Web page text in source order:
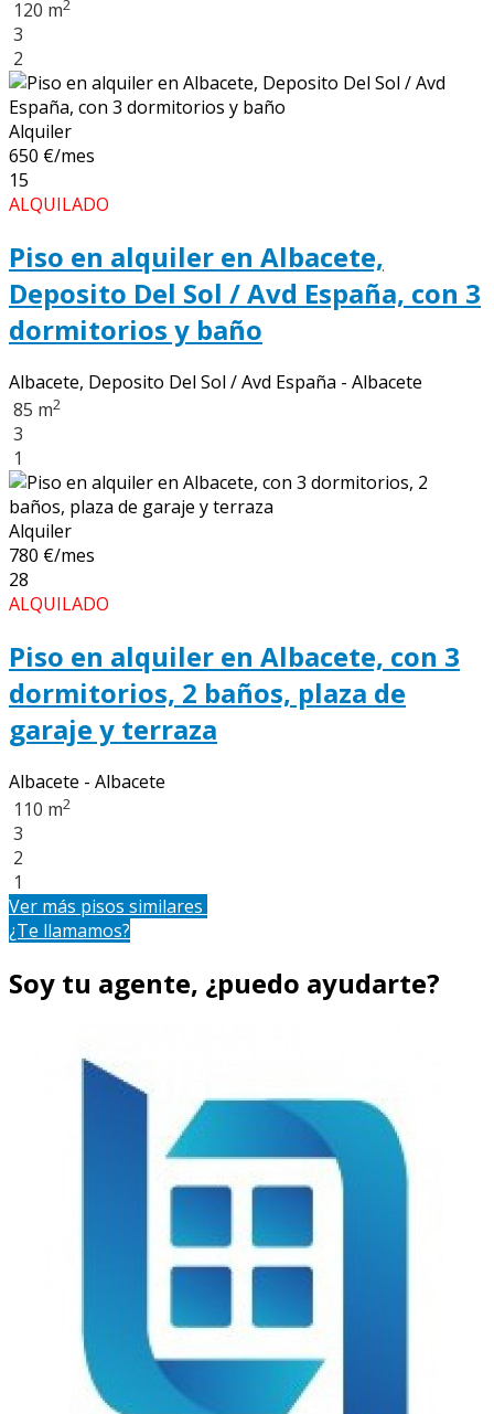
120 m2
3
2
Alquiler
650 €/mes
15
ALQUILADO
Piso en alquiler en Albacete,
Deposito Del Sol / Avd España, con 3
dormitorios y baño
Albacete, Deposito Del Sol / Avd España - Albacete
85 m2
3
1
Alquiler
780 €/mes
28
ALQUILADO
Piso en alquiler en Albacete, con 3
dormitorios, 2 baños, plaza de
garaje y terraza
Albacete - Albacete
110 m2
3
2
1
Ver más pisos similares
¿Te llamamos?
Soy tu agente, ¿puedo ayudarte?